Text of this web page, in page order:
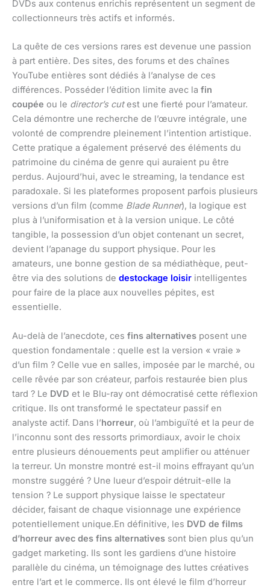
DVDs aux contenus enrichis représentent un segment de
collectionneurs très actifs et informés.
La quête de ces versions rares est devenue une passion
à part entière. Des sites, des forums et des chaînes
YouTube entières sont dédiés à l’analyse de ces
différences. Posséder l’édition limite avec la fin
coupée ou le director’s cutest une fierté pour l’amateur.
Cela démontre une recherche de l’œuvre intégrale, une
volonté de comprendre pleinement l’intention artistique.
Cette pratique a également préservé des éléments du
patrimoine du cinéma de genre qui auraient pu être
perdus. Aujourd’hui, avec le streaming, la tendance est
paradoxale. Si les plateformes proposent parfois plusieurs
versions d’un film (comme Blade Runner), la logique est
plus à l’uniformisation et à la version unique. Le côté
tangible, la possession d’un objet contenant un secret,
devient l’apanage du support physique. Pour les
amateurs, une bonne gestion de sa médiathèque, peut-
être via des solutions de destockage loisir intelligentes
pour faire de la place aux nouvelles pépites, est
essentielle.
Au-delà de l’anecdote, ces fins alternatives posent une
question fondamentale : quelle est la version « vraie »
d’un film ? Celle vue en salles, imposée par le marché, ou
celle rêvée par son créateur, parfois restaurée bien plus
tard ? Le DVD et le Blu-ray ont démocratisé cette réflexion
critique. Ils ont transformé le spectateur passif en
analyste actif. Dans l’horreur, où l’ambiguïté et la peur de
l’inconnu sont des ressorts primordiaux, avoir le choix
entre plusieurs dénouements peut amplifier ou atténuer
la terreur. Un monstre montré est-il moins effrayant qu’un
monstre suggéré ? Une lueur d’espoir détruit-elle la
tension ? Le support physique laisse le spectateur
décider, faisant de chaque visionnage une expérience
potentiellement unique.En définitive, les DVD de films
d’horreur avec des fins alternatives sont bien plus qu’un
gadget marketing. Ils sont les gardiens d’une histoire
parallèle du cinéma, un témoignage des luttes créatives
entre l’art et le commerce. Ils ont élevé le film d’horreur